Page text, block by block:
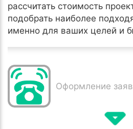
рассчитать стоимость
подобрать наиболее
именно для ваших целей и
Оформление